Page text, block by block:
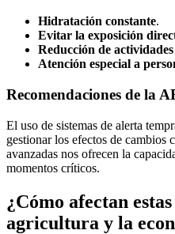
Hidratación constante.
Evitar la exposición
Reducción de
Atención especial a
Recomendaciones de la
El uso de sistemas de alerta
gestionar los efectos de cambios
avanzadas nos ofrecen la
momentos críticos.
¿Cómo afectan
agricultura y la